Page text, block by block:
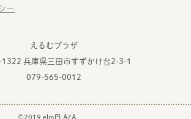
ー
えるむプラザ
兵庫県三田市すずかけ台2-3-1
079-565-0012
©2019 elmPLAZA.